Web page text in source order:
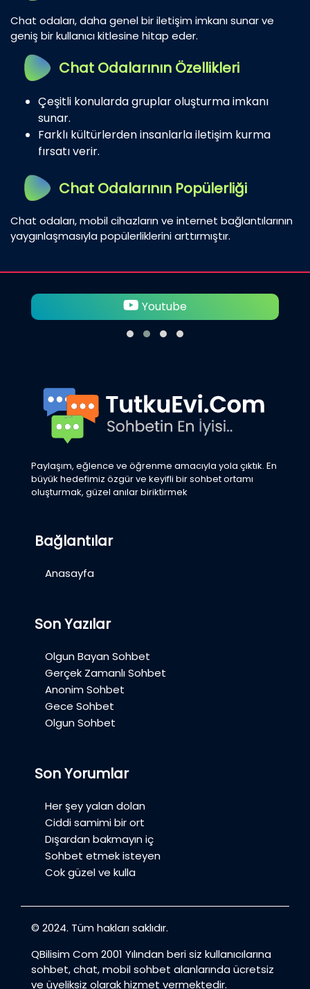
Chat odaları, daha genel bir iletişim imkanı sunar ve
geniş bir kullanıcı kitlesine hitap eder.
Chat Odalarının Özellikleri
Çeşitli konularda gruplar oluşturma imkanı
sunar.
Farklı kültürlerden insanlarla iletişim kurma
fırsatı verir.
Chat Odalarının Popülerliği
Chat odaları, mobil cihazların ve internet bağlantılarının
yaygınlaşmasıyla popülerliklerini arttırmıştır.
Twitter
Paylaşım, eğlence ve öğrenme amacıyla yola çıktık. En
büyük hedefimiz özgür ve keyifli bir sohbet ortamı
oluşturmak, güzel anılar biriktirmek
Bağlantılar
Anasayfa
Son Yazılar
Olgun Bayan Sohbet
Gerçek Zamanlı Sohbet
Anonim Sohbet
Gece Sohbet
Olgun Sohbet
Son Yorumlar
Her şey yalan dolan
Ciddi samimi bir ort
Dışardan bakmayın iç
Sohbet etmek isteyen
Cok güzel ve kulla
© 2024. Tüm hakları saklıdır.
QBilisim Com 2001 Yılından beri siz kullanıcılarına
sohbet, chat, mobil sohbet alanlarında ücretsiz
ve üyeliksiz olarak hizmet vermektedir.